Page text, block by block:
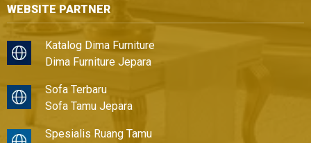
WEBSITE PARTNER
Katalog Dima Furniture
Dima Furniture Jepara
Sofa Terbaru
Sofa Tamu Jepara
Spesialis Ruang Tamu